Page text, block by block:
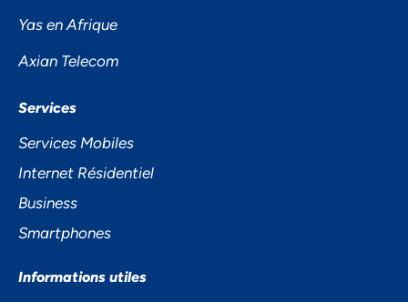
Yas en Afrique
Axian Telecom
Services
Services Mobiles
Internet Résidentiel
Business
Smartphones
Informations utiles
NOUS ACCORDONS DE
L'IMPORTANCE À VOTRE VIE
PRIVÉE